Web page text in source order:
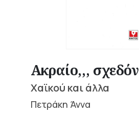
Ακραίο,,, σχεδόν
Χαϊκού και άλλα
Πετράκη Άννα